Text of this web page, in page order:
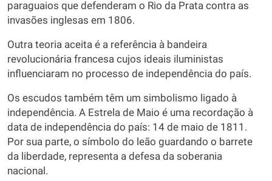
paraguaios que defenderam o Rio da Prata contra as
invasões inglesas em 1806.
Outra teoria aceita é a referência à bandeira
revolucionária francesa cujos ideais iluministas
influenciaram no processo de independência do país.
Os escudos também têm um simbolismo ligado à
independência. A Estrela de Maio é uma recordação à
data de independência do país: 14 de maio de 1811.
Por sua parte, o símbolo do leão guardando o barrete
da liberdade, representa a defesa da soberania
nacional.